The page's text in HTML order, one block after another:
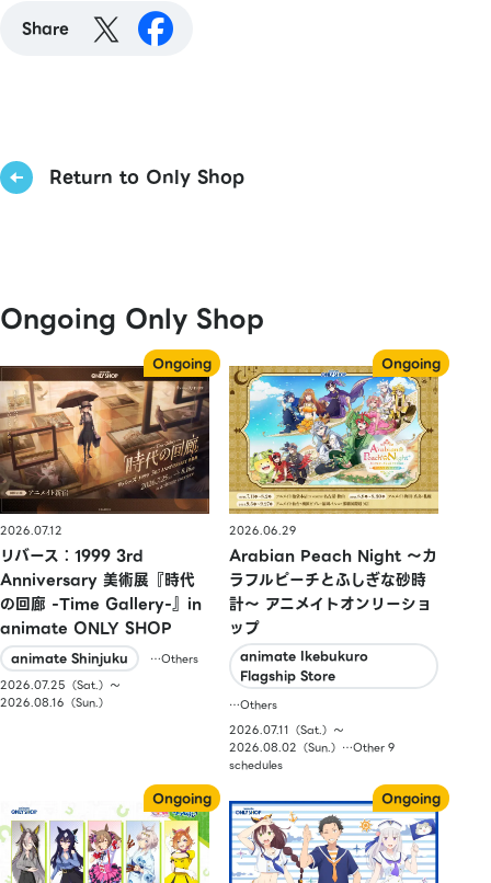
Share
Return to Only Shop
Ongoing Only Shop
2026.07.12
リバース：1999 3rd
Anniversary 美術展『時代
の回廊 -Time Gallery-』in
animate ONLY SHOP
animate Shinjuku
…Others
2026.07.25（Sat.）〜
2026.08.16（Sun.）
2026.06.29
Arabian Peach Night 〜カ
ラフルピーチとふしぎな砂時
計〜 アニメイトオンリーショ
ップ
animate Ikebukuro
Flagship Store
…Others
2026.07.11（Sat.）〜
2026.08.02（Sun.）…Other 9
schedules